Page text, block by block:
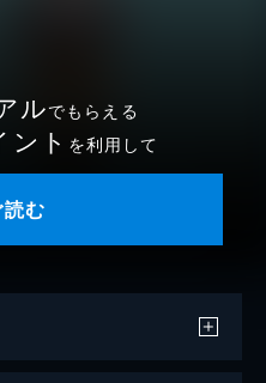
ルでもらえる
ント を利用して
む